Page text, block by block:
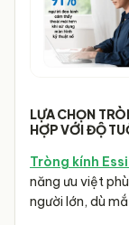
LỰA CHỌN
HỢP VỚI ĐỘ
Tròng kính
năng ưu việt
người lớn, dù